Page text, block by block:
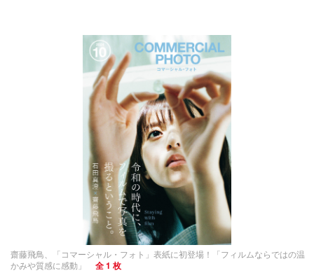
齋藤飛鳥、「コマーシャル・フォト」表紙に初登場！「フィルムならではの温
かみや質感に感動」
全 1 枚